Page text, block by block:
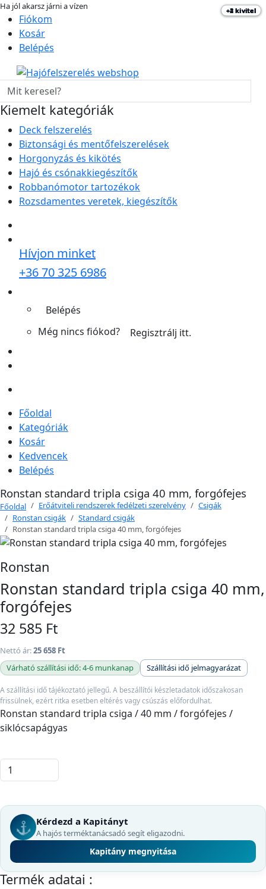
Ha jól akarsz járni a vízen
hajo-felszereles.hu
Fiókom
Kosár
Belépés
Kiemelt kategóriák
Deck felszerelés
Biztonsági és mentőfelszerelések
Horgonyzás és kikötés
Hajó és csónakkiegészítők
Robbanómotor tartozékok
Rozsdamentes veretek, kiegészítők
Hívjon minket
+36 70 325 6986
Belépés
Még nincs fiókod?
Regisztrálj itt.
Főoldal
Kategóriák
Kosár
Kedvencek
Belépés
Ronstan standard tripla csiga 40 mm, forgófejes
Főoldal Erőátviteli rendszerek fedélzeti szerelvény
Csigák
Ronstan csigák
Standard csigák
Ronstan standard tripla csiga 40 mm, forgófejes
Ronstan
Ronstan standard tripla csiga 40 mm,
forgófejes
32 585 Ft
Nettó ár:25 658 Ft
Várható szállítási idő: 4-6 munkanap
Szállítási idő jelmagyarázat
A szállítási idő tájékoztató jellegű. A beszállítói készletadatok időszakosan
frissülnek, ezért ritka esetben eltérés vagy csúszás előfordulhat.
Ronstan standard tripla csiga / 40 mm / forgófejes /
siklócsapágyas
⚓ Kérdezd a Kapitányt
A hajós terméktanácsadó segít eligazodni.
Kapitány megnyitása
Termék adatai :
+2 kivitel
+4 kivitel
+1 kivitel
+2 kivitel